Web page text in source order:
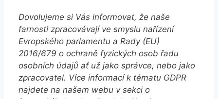
Dovolujeme si Vás informovat, že naše
farnosti zpracovávají ve smyslu nařízení
Evropského parlamentu a Rady (EU)
2016/679 o ochraně fyzických osob řadu
osobních údajů ať už jako správce, nebo jako
zpracovatel. Více informací k tématu GDPR
najdete na našem webu v sekci o